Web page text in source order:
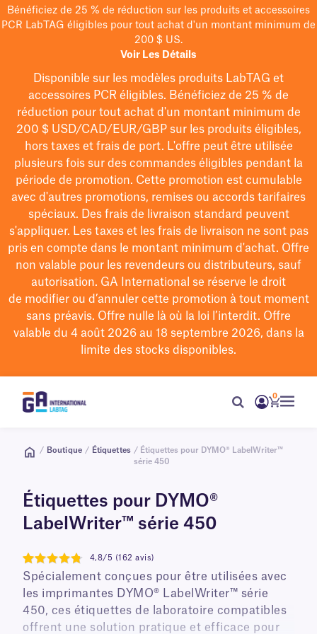
Bénéficiez de 25 % de réduction sur les produits et accessoires
PCR LabTAG éligibles pour tout achat d'un montant minimum de
200 $ US.
Voir Les Détails
Disponible sur les modèles produits LabTAG et
accessoires PCR éligibles. Bénéficiez de 25 % de
réduction pour tout achat d'un montant minimum de
200 $USD/CAD/EUR/GBPsur les produits éligibles,
hors taxes et frais de port. L'offre peut être utilisée
plusieurs fois sur des commandes éligibles pendant la
période de promotion. Cette promotion est cumulable
avec d'autres promotions, remises ou accords tarifaires
spéciaux. Des frais de livraison standard peuvent
s'appliquer. Les taxes et les frais de livraison ne sont pas
pris en compte dans le montant minimum d'achat. Offre
non valable pour les revendeurs ou distributeurs, sauf
autorisation. GA International se réserve le droit
de modifierou d’annuler cette promotion à tout moment
sans préavis. Offre nulle là où la loi l’interdit. Offre
valable du 4 août 2026 au 18 septembre 2026, dans la
limite des stocks disponibles.
0
/ Boutique / Étiquettes / Étiquettes pour DYMO® LabelWriter™
série 450
Étiquettes pour DYMO®
LabelWriter™ série 450
4.8
4,8/5 (162 avis)
Spécialement conçues pour être utilisées avec
les imprimantes DYMO® LabelWriter™ série
450, ces étiquettes de laboratoire compatibles
offrent une solution pratique et efficace pour